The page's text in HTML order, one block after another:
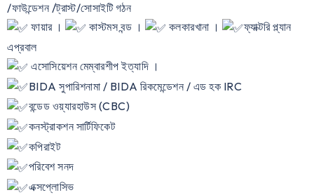
/ফাউন্ডেশন /ট্রাস্ট/সোসাইটি গঠন
ফায়ার ।
কাস্টমস বন্ড । কলকারখানা ।
ফ্যাক্টরি প্ল্যান
এপ্রবাল
এসোসিয়েশন মেম্বারশীপ ইত্যাদি ।
BIDA সুপারিশনামা / BIDA রিকমেন্ডেশন / এড হক IRC
বন্ডেড ওয়্যারহাউস (CBC)
কনস্ট্রাকশন সার্টিফিকেট
কপিরাইট
পরিবেশ সনদ
এক্সপ্লোসিভ